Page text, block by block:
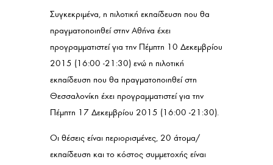
Συγκεκριμένα, η πιλοτική εκπαίδευση που θα
πραγματοποιηθεί στην Αθήνα έχει
προγραμματιστεί για την Πέμπτη 10 Δεκεμβρίου
2015 (16:00 -21:30) ενώ η πιλοτική
εκπαίδευση που θα πραγματοποιηθεί στη
Θεσσαλονίκη έχει προγραμματιστεί για την
Πέμπτη 17 Δεκεμβρίου 2015 (16:00 -21:30).
Οι θέσεις είναι περιορισμένες, 20 άτομα/
εκπαίδευση και το κόστος συμμετοχής είναι